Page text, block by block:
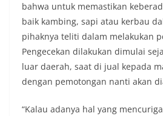
bahwa untuk memastikan
baik kambing, sapi atau kerbau
pihaknya teliti dalam melakukan
Pengecekan dilakukan dimulai
luar daerah, saat di jual kepada
dengan pemotongan nanti akan
“Kalau adanya hal yang